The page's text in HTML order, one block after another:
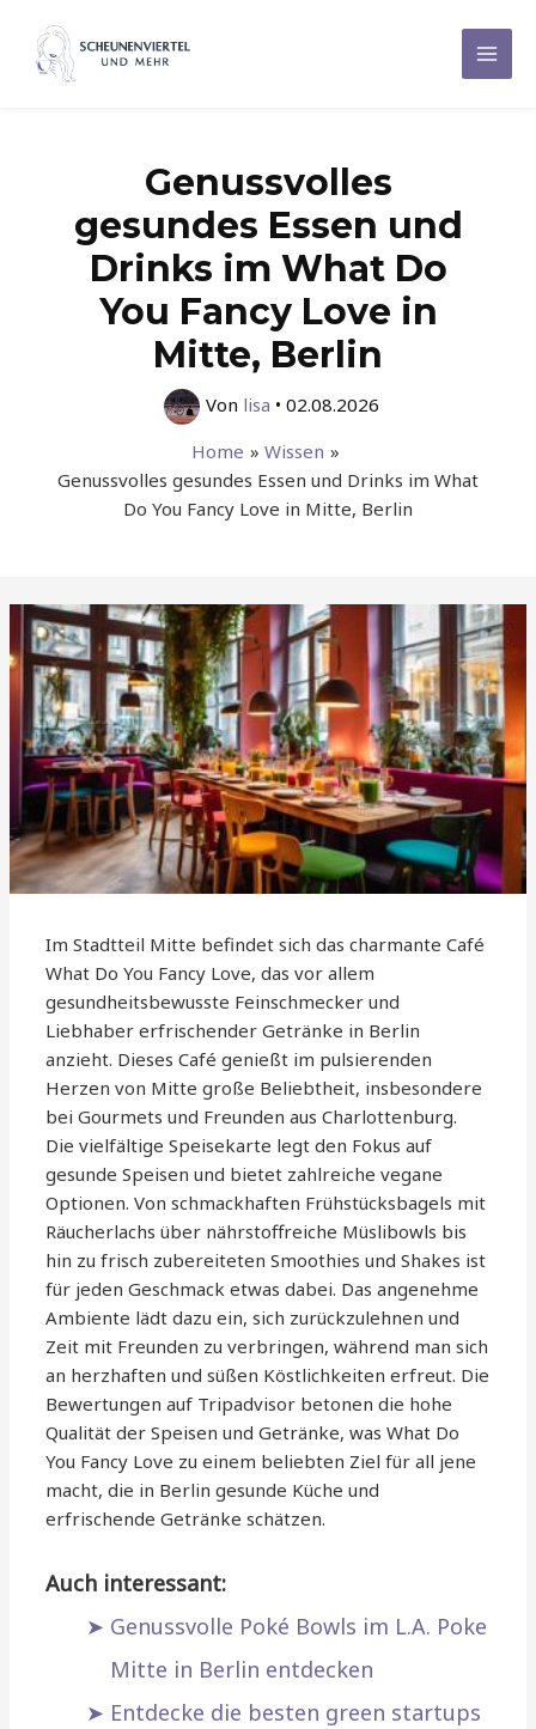
Inhalt
springen
Main
Genussvolles
gesundes Essen und
Drinks im What Do
You Fancy Love in
Mitte, Berlin
Von lisa • 02.08.2026
Home
Wissen
Genussvolles gesundes Essen und Drinks im What
Do You Fancy Love in Mitte, Berlin
Im Stadtteil Mitte befindet sich das charmante Café
What Do You Fancy Love, das vor allem
gesundheitsbewusste Feinschmecker und
Liebhaber erfrischender Getränke in Berlin
anzieht. Dieses Café genießt im pulsierenden
Herzen von Mitte große Beliebtheit, insbesondere
bei Gourmets und Freunden aus Charlottenburg.
Die vielfältige Speisekarte legt den Fokus auf
gesunde Speisen und bietet zahlreiche vegane
Optionen. Von schmackhaften Frühstücksbagels mit
Räucherlachs über nährstoffreiche Müslibowls bis
hin zu frisch zubereiteten Smoothies und Shakes ist
für jeden Geschmack etwas dabei. Das angenehme
Ambiente lädt dazu ein, sich zurückzulehnen und
Zeit mit Freunden zu verbringen, während man sich
an herzhaften und süßen Köstlichkeiten erfreut. Die
Bewertungen auf Tripadvisor betonen die hohe
Qualität der Speisen und Getränke, was What Do
You Fancy Love zu einem beliebten Ziel für all jene
macht, die in Berlin gesunde Küche und
erfrischende Getränke schätzen.
Auch interessant:
Genussvolle Poké Bowls im L.A. Poke
Mitte in Berlin entdecken
Entdecke die besten green startups